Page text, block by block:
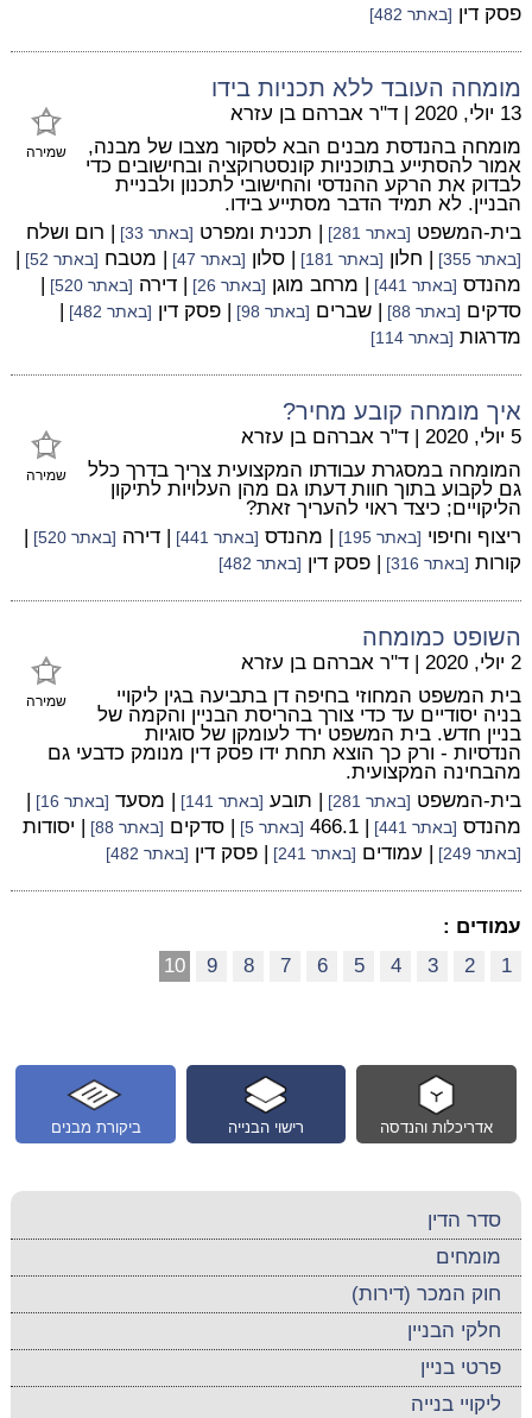
פסק דין [באתר 482]
מומחה העובד ללא תכניות בידו
שמירה
13 יולי, 2020 | ד"ר אברהם בן עזרא
מומחה בהנדסת מבנים הבא לסקור מצבו של מבנה,
אמור להסתייע בתוכניות קונסטרוקציה ובחישובים כדי
לבדוק את הרקע ההנדסי והחישובי לתכנון ולבניית
הבניין. לא תמיד הדבר מסתייע בידו.
בית-המשפט [באתר 281] | תכנית ומפרט [באתר 33] | רום ושלח
[באתר 355] | חלון [באתר 181] | סלון [באתר 47] | מטבח [באתר 52]
|
מהנדס [באתר 441] | מרחב מוגן [באתר 26] | דירה [באתר 520]
|
סדקים [באתר 88] | שברים [באתר 98] | פסק דין [באתר 482]
|
מדרגות [באתר 114]
איך מומחה קובע מחיר?
שמירה
5 יולי, 2020 | ד"ר אברהם בן עזרא
המומחה במסגרת עבודתו המקצועית צריך בדרך כלל
גם לקבוע בתוך חוות דעתו גם מהן העלויות לתיקון
הליקויים; כיצד ראוי להעריך זאת?
ריצוף וחיפוי [באתר 195] | מהנדס [באתר 441] | דירה [באתר 520]
|
קורות [באתר 316] | פסק דין [באתר 482]
השופט כמומחה
שמירה
2 יולי, 2020 | ד"ר אברהם בן עזרא
בית המשפט המחוזי בחיפה דן בתביעה בגין ליקויי
בניה יסודיים עד כדי צורך בהריסת הבניין והקמה של
בניין חדש. בית המשפט ירד לעומקן של סוגיות
הנדסיות - ורק כך הוצא תחת ידו פסק דין מנומק כדבעי גם
מהבחינה המקצועית.
בית-המשפט [באתר 281] | תובע [באתר 141] | מסעד [באתר 16]
|
מהנדס [באתר 441] | 466.1 [באתר 5] | סדקים [באתר 88] | יסודות
[באתר 249] | עמודים [באתר 241] | פסק דין [באתר 482]
עמודים :
1
2
3
4
5
6
7
8
9
10
ביקורת מבנים רישוי הבנייה אדריכלות והנדסה
סדר הדין
מומחים
חוק המכר (דירות)
חלקי הבניין
פרטי בניין
ליקויי בנייה